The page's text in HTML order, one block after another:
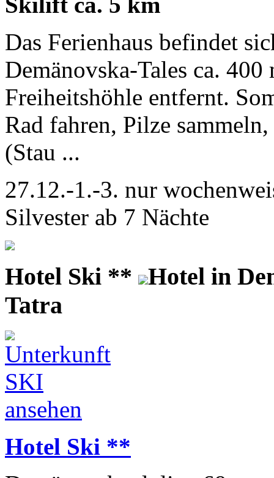
Das Ferienhaus befindet
Demänovska-Tales ca.
Freiheitshöhle entfernt.
Rad fahren, Pilze
(Stau ...
27.12.-1.-3. nur
Silvester ab 7 Nächte
Hotel Ski ** Hotel in
Tatra
Hotel Ski **